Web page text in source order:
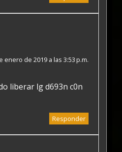
enero de 2019 a las 3:53 p.m.
liberar lg d693n c0n
Responder